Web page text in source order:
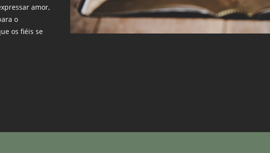
amor,
o
os fiéis se